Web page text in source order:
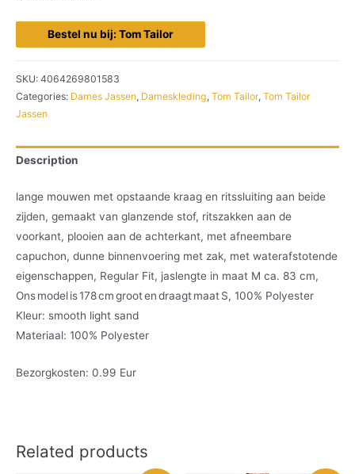
Bestel nu bij: Tom Tailor
SKU: 4064269801583
Categories: Dames Jassen, Dameskleding, Tom Tailor, Tom Tailor
Jassen
Description
lange mouwen met opstaande kraag en ritssluiting aan beide
zijden, gemaakt van glanzende stof, ritszakken aan de
voorkant, plooien aan de achterkant, met afneembare
capuchon, dunne binnenvoering met zak, met waterafstotende
eigenschappen, Regular Fit, jaslengte in maat M ca. 83 cm,
Ons model is 178 cm groot en draagt maat S, 100% Polyester
Kleur: smooth light sand
Materiaal: 100% Polyester
Bezorgkosten: 0.99 Eur
Related products